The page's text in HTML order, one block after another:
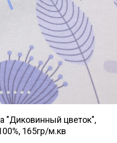
"Диковинный цветок",
165гр/м.кв